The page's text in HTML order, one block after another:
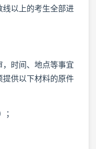
以上的考生全部进
时间、地点等事宜
供以下材料的原件